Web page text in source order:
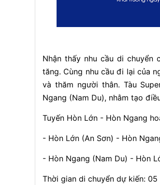
Nhận thấy nhu cầu di chuyển
tăng. Cùng nhu cầu đi lại của
và thăm người thân. Tàu
Ngang (Nam Du), nhằm tạo
Tuyến Hòn Lớn - Hòn Ngang
- Hòn Lớn (An Sơn) - Hòn
- Hòn Ngang (Nam Du) - Hòn
Thời gian di chuyển dự kiến: 05